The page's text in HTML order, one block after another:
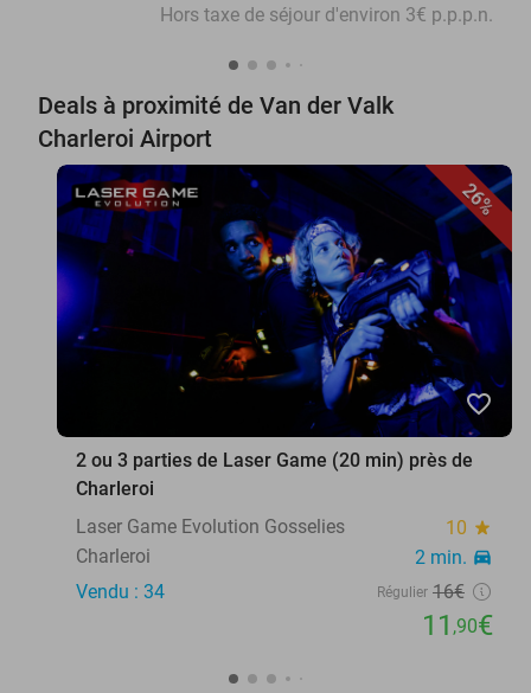
Hors taxe de séjour d'environ 3€ p.p.p.n.
Deals à proximité de Van der Valk
Charleroi Airport
26%
favorite_border
2 ou 3 parties de Laser Game (20 min) près de
Charleroi
Laser Game Evolution Gosselies
10 star
Charleroi 2 min. directions_car
Vendu : 34 Régulier 16€
11 ,90€